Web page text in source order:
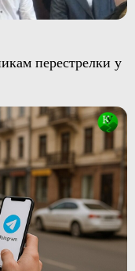
перестрелки у